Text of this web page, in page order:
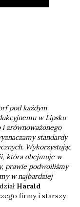
pod każdym
w Lipsku
zrównoważonego
standardy
Wykorzystując
która obejmuje w
prawie podwoiliśmy
w najbardziej
Harald
firmy i starszy